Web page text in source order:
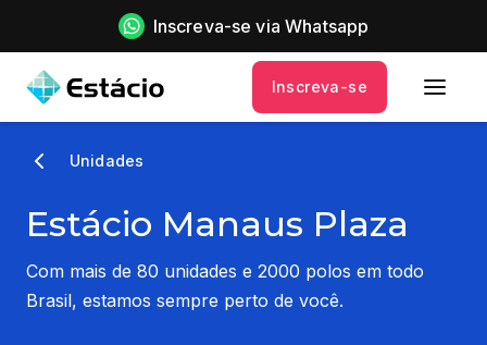
Inscreva-se via Whatsapp
Inscreva-se
Unidades
Estácio Manaus Plaza
Com mais de 80 unidades e 2000 polos em todo
Brasil, estamos sempre perto de você.